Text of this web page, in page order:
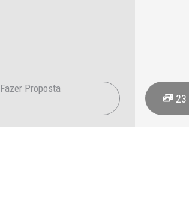
Fazer Proposta
23